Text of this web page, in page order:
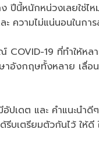
ปีนี้หนักหน่วงเลยใช่ไ
ะ ความไม่แน่นอนในกา
COVID-19 ที่ทำให้หล
าอังกฤษทั้งหลาย เลื่อ
ปเดต และ คำแนะนำดี
รีบเตรียมตัวกันไว้ ให้ดี